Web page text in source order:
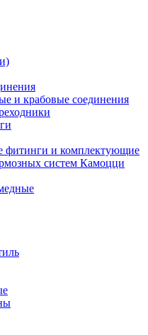
и крабовые соединения
фитинги и комплектующие
систем Камоцци